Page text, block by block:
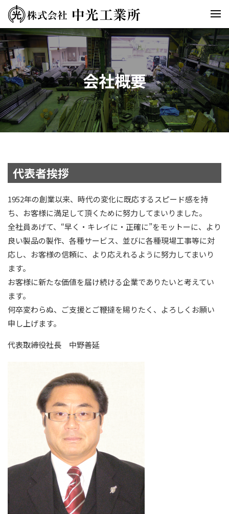
会社概要
代表者挨拶
1952年の創業以来、時代の変化に既応するスピード感を持
ち、お客様に満足して頂くために努力してまいりました。
全社員あげて、“早く・キレイに・正確に”をモットーに、より
良い製品の製作、各種サービス、並びに各種現場工事等に対
応し、お客様の信頼に、より応えれるように努力してまいり
ます。
お客様に新たな価値を届け続ける企業でありたいと考えてい
ます。
何卒変わらぬ、ご支援とご鞭撻を賜りたく、よろしくお願い
申し上げます。
代表取締役社長 中野善延